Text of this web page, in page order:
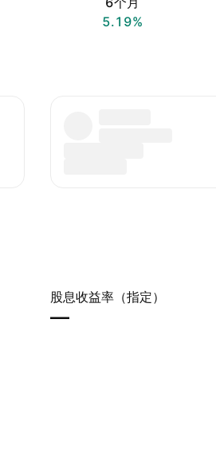
5.19%
股息收益率（指定）
—